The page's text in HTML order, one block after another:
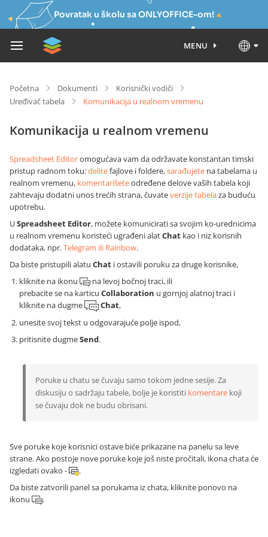
Povratak u školu sa ONLYOFFICE-om!
MENU
Početna Dokumenti
Korisnički vodiči
Uređivač tabela
Komunikacija u realnom vremenu
Komunikacija u realnom vremenu
Spreadsheet Editoromogućava vam da održavate konstantan timski
pristup radnom toku:delitefajlove i foldere,sarađujete na tabelama u
realnom vremenu, komentarišeteodređene delove vaših tabela koji
zahtevaju dodatni unos trećih strana, čuvateverzije tabelaza buduću
upotrebu.
USpreadsheet Editor, možete komunicirati sa svojim ko-urednicima
u realnom vremenu koristeći ugrađeni alatChat kao i niz korisnih
dodataka, npr.Telegram ili Rainbow.
Da biste pristupili alatu Chat i ostavili poruku za druge korisnike,
kliknite na ikonu
na levoj bočnoj traci, ili
prebacite se na karticu Collaboration u gornjoj alatnoj traci i
kliknite na dugme
Chat,
unesite svoj tekst u odgovarajuće polje ispod,
pritisnite dugmeSend.
Poruke u chatu se čuvaju samo tokom jedne sesije. Za
diskusiju o sadržaju tabele, bolje je koristiti komentare koji
se čuvaju dok ne budu obrisani.
Sve poruke koje korisnici ostave biće prikazane na panelu sa leve
strane. Ako postoje nove poruke koje još niste pročitali, ikona chata će
izgledati ovako -
.
Da biste zatvorili panel sa porukama iz chata, kliknite ponovo na
ikonu
.